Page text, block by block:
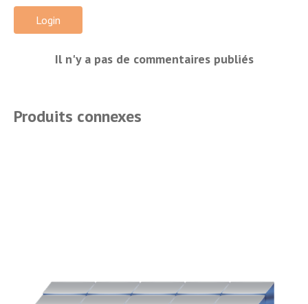
Login
Il n'y a pas de commentaires publiés
Produits connexes